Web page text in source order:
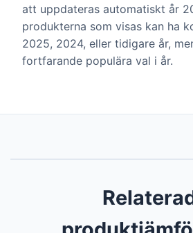
att uppdateras automatiskt år
produkterna som visas kan ha
2025, 2024, eller tidigare år,
fortfarande populära val i år.